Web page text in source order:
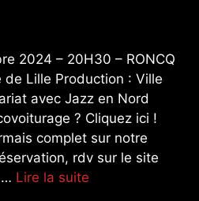
2024 – 20H30 – RONCQ
de Lille Production : Ville
avec Jazz en Nord
? Cliquez ici !
complet sur notre
rdv sur le site
… Lire la suite